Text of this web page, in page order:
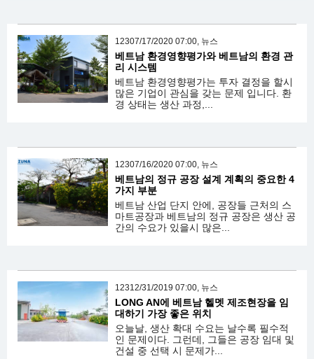
12307/17/2020 07:00, 뉴스
베트남 환경영향평가와 베트남의 환경 관
리 시스템
베트남 환경영향평가는 투자 결정을 할시
많은 기업이 관심을 갖는 문제 입니다. 환
경 상태는 생산 과정,...
12307/16/2020 07:00, 뉴스
베트남의 정규 공장 설계 계획의 중요한 4
가지 부분
베트남 산업 단지 안에, 공장들 근처의 스
마트공장과 베트남의 정규 공장은 생산 공
간의 수요가 있을시 많은...
12312/31/2019 07:00, 뉴스
LONG AN에 베트남 헬멧 제조현장을 임
대하기 가장 좋은 위치
오늘날, 생산 확대 수요는 날수록 필수적
인 문제이다. 그런데, 그들은 공장 임대 및
건설 중 선택 시 문제가...